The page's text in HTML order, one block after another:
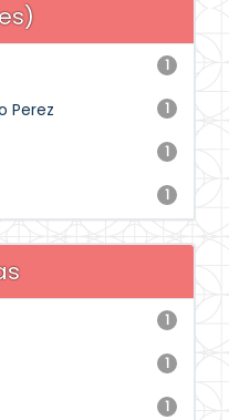
1
1
Perez
1
1
1
1
1